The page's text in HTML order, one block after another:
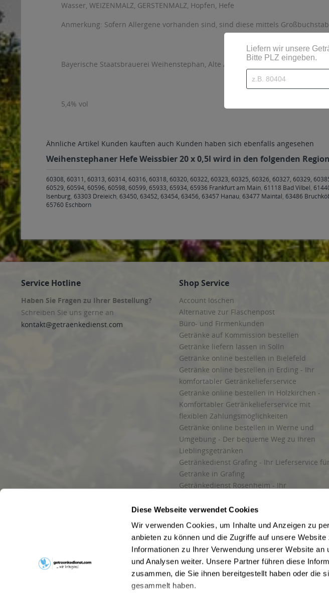
Diese Webseite verwendet Cookies
Wir verwenden Cookies, um Inhalte und Anzeigen zu
anbieten zu können und die Zugriffe auf unsere
Informationen zu Ihrer Verwendung unserer Website
und Analysen weiter. Unsere Partner führen diese
zusammen, die Sie ihnen bereitgestellt haben oder die
gesammelt haben.
Wasser, WEIZENMALZ, GERSTENMALZ, Hopfen, Hefe
Anmerkung: Sofern Allergene vorhanden sind, sind diese mittels
Bayerische Staatsbrauerei Weihenstephan, Alte Akademie 2, D-85354 Freising,
5,4% vol
Ähnliche Artikel Kunden kauften auch Kunden haben sich ebenfalls angesehen
Weihenstephaner Hefe Weissbier 20 x 0,5l wird in den folgenden
60308, 60311, 60313, 60314, 60316, 60318, 60320, 60322, 60323, 60325, 60326, 60327, 60329,
60529, 60594, 60596, 60598, 60599, 65933, 65934, 65936 Frankfurt am Main, 61118 Bad Vilbel,
Isenburg, 63303 Dreieich, 63450, 63452, 63454, 63456, 63457 Hanau, 63477 Maintal, 63486
65760 Eschborn
Service Hotline
Haben Sie Fragen zu Ihrer Bestellung?
Schreiben Sie uns gerne an
kontakt@getraenkedienst.com
Shop Service
Account löschen
Alternative zur Flaschenpost
Büro- und Firmenkunden
Getränke auf Kommission bestellen
Getränke liefern lassen in Solln
Getränke online bestellen in Bielefeld
Getränke online bestellen in Erding - Ihr
komfortabler Getränkelieferservice
Getränke online bestellen in Holzkirchen -
Komfortabler Getränkelieferservice mit
flexiblen Zahlungsmöglichkeiten
Getränke online bestellen in Werne und
Umgebung - Der bequeme Weg zu Ihren
Lieblingsgetränken
Getränkedienst Grafing - Ihr Lieferservice für
Getränke in Grafing
Getränkedienst Rosenheim - Ihr
und Umgebung
Getränkelieferung in Starnberg
Liefergebiet
Lieferservice für Getränke
Wir liefern Getränke
Kontakt
Newsletter